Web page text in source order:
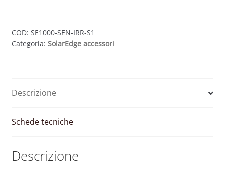
1.4V
quantità
COD: SE1000-SEN-IRR-S1
Categoria: SolarEdge accessori
Descrizione
Schede tecniche
Descrizione